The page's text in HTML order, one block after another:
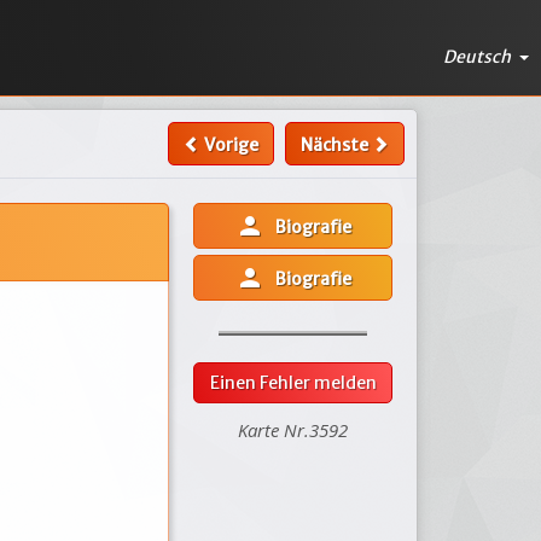
Deutsch
Vorige Nächste
person Biografie
person Biografie
Einen Fehler melden
Karte Nr.3592